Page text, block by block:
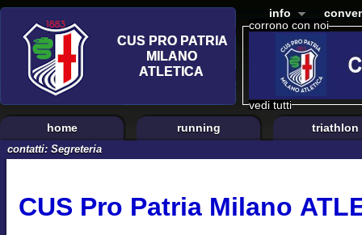
corrono con noi
vedi tutti
info
home running triathlon
contatti: Segreteria
CUS Pro Patria Milano